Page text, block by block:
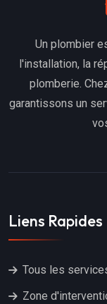
Un plombier
l'installation, la
plomberie.
garantissons un
Liens Rapides
Tous les
Zone